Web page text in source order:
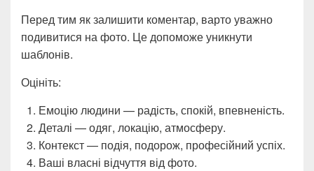
Перед тим як залишити коментар, варто уважно
подивитися на фото. Це допоможе уникнути
шаблонів.
Оцініть:
Емоцію людини — радість, спокій, впевненість.
Деталі — одяг, локацію, атмосферу.
Контекст — подія, подорож, професійний успіх.
Ваші власні відчуття від фото.